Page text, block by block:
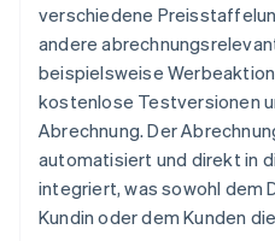
verschiedene
andere
beispielsweise
kostenlose Testversionen
Abrechnung. Der
automatisiert und direkt in
integriert, was sowohl dem
Kundin oder dem Kunden